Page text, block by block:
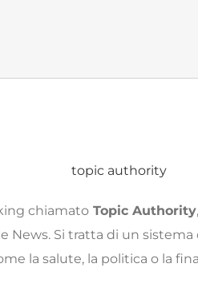
chiamato Topic Authority
News. Si tratta di un
la salute, la politica o la